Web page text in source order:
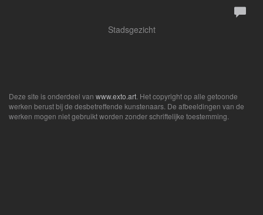
Stadsgezicht
Deze site is onderdeel van www.exto.art . Het copyright op alle getoonde
werken berust bij de desbetreffende kunstenaars. De afbeeldingen van de
werken mogen niet gebruikt worden zonder schriftelijke toestemming.